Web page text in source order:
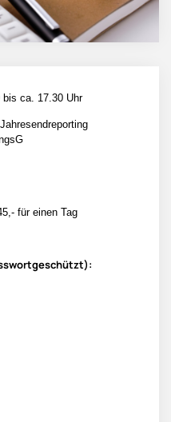
bis ca. 17.30 Uhr
für einen Tag